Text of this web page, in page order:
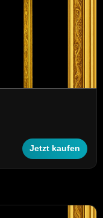
Jetzt kaufen